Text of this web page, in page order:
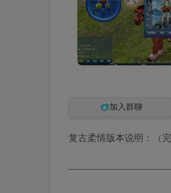
加入群聊
复古柔情版本说明：（完